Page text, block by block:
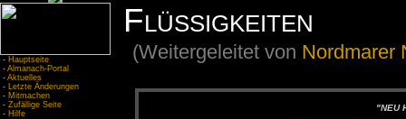
- Hauptseite
- Almanach-Portal
- Aktuelles
- Letzte Änderungen
- Mitmachen
- Zufällige Seite
- Hilfe
Flüssigkeiten
(Weitergeleitet von Nordmarer
"NEU